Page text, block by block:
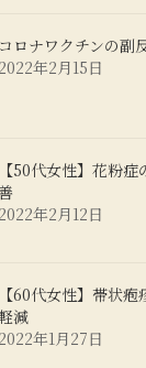
コロナワクチンの副
2022年2月15日
【50代女性】花粉
2022年2月12日
【60代女性】帯状
減
2022年1月27日